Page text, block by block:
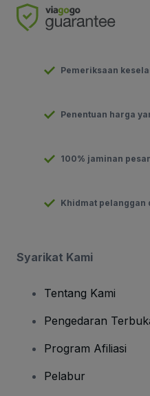
Pemeriksaan
Penentuan harga
100% jaminan
Khidmat pelanggan
Syarikat Kami
Tentang Kami
Pengedaran
Program Afiliasi
Pelabur